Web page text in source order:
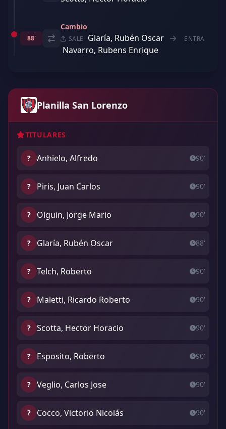
88'
Cambio
SALE Glaría, Rubén Oscar ENTRA
Navarro, Rubens Enrique
Planilla San Lorenzo
TITULARES
? Anhielo, Alfredo 90'
? Piris, Juan Carlos 90'
? Olguin, Jorge Mario 90'
? Glaría, Rubén Oscar 88'
? Telch, Roberto 90'
? Maletti, Ricardo Roberto 90'
? Scotta, Hector Horacio 90'
? Esposito, Roberto 90'
? Veglio, Carlos Jose 90'
? Cocco, Victorio Nicolás 90'